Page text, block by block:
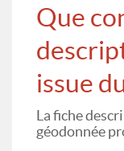
Que
issue
La fiche
géodonnée